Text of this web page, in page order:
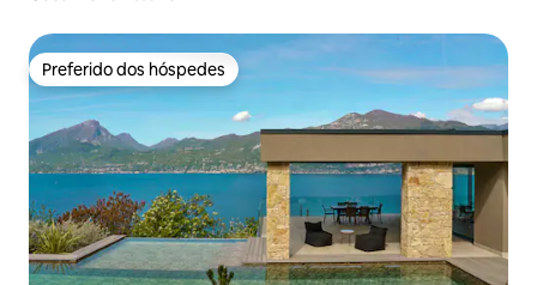
Preferido dos hóspedes
Preferido dos hóspedes